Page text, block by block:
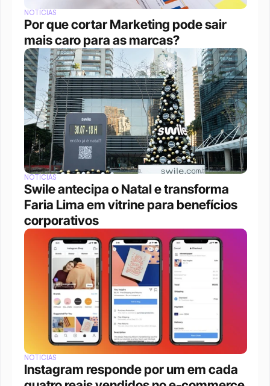
NOTÍCIAS
Por que cortar Marketing pode sair
mais caro para as marcas?
NOTÍCIAS
Swile antecipa o Natal e transforma
Faria Lima em vitrine para benefícios
corporativos
NOTÍCIAS
Instagram responde por um em cada